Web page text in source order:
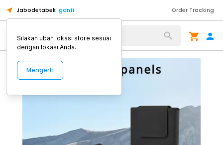
Jabodetabek ganti Order Tracking
Alat Kopi
Silakan ubah lokasi store sesuai
dengan lokasi Anda.
Mengerti